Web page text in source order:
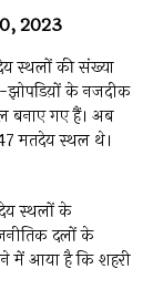
2023
स्थलों की संख्या
झोपडिय़ों के नजदीक
बनाए गए हैं। अब
मतदेय स्थल थे।
स्थलों के
दलों के
में आया है कि शहरी